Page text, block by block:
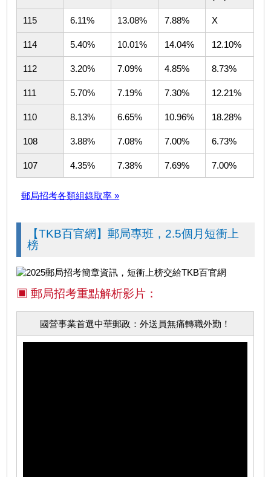
115 6.11% 13.08% 7.88% X
114 5.40% 10.01% 14.04% 12.10%
112 3.20% 7.09% 4.85% 8.73%
111 5.70% 7.19% 7.30% 12.21%
110 8.13% 6.65% 10.96% 18.28%
108 3.88% 7.08% 7.00% 6.73%
107 4.35% 7.38% 7.69% 7.00%
郵局招考各類組錄取率 »
【TKB百官網】郵局專班，2.5個月短衝上
榜
▣ 郵局招考重點解析影片：
國營事業首選中華郵政：外送員無痛轉職外勤！